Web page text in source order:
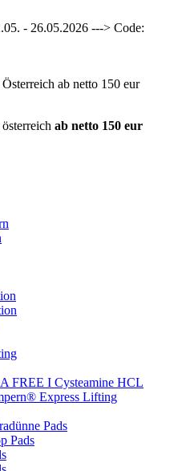
- 26.05.2026 ---> Code:
ab netto 150 eur
ab netto 150 eur
FREE I Cysteamine HCL
Express Lifting
Pads
Pads